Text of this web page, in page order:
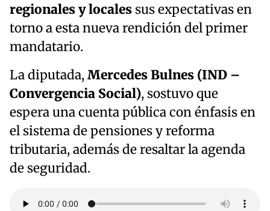
regionales y locales sus expectativas en
torno a esta nueva rendición del primer
mandatario.
La diputada,Mercedes Bulnes (IND –
Convergencia Social), sostuvo que
espera una cuenta pública con énfasis en
el sistema de pensiones y reforma
tributaria, además de resaltar la agenda
de seguridad.